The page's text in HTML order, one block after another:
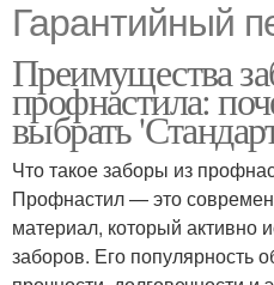
Гарантийный
Преимущества
профнастила:
выбрать
Что такое заборы из
Профнастил — это
материал, который активно
заборов. Его популярность